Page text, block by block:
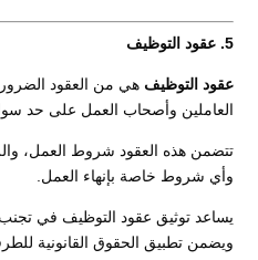
5. عقود التوظيف
عقود التوظيف هي من العقود
العاملين وأصحاب العمل على حد
تتضمن هذه العقود شروط العمل،
وأي شروط خاصة بإنهاء العمل.
يساعد توثيق عقود التوظيف في
ويضمن تطبيق الحقوق القانونية